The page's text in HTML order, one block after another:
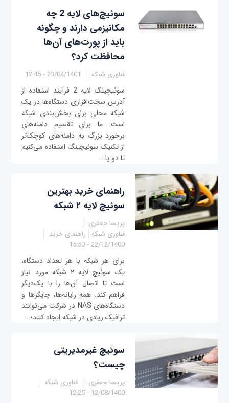
سوئیچ‌های لایه 2 چه
مکانیزمی دارند و چگونه
باید از پورت‌های آن‌ها
محافظت کرد؟
فناوری شبکه 23/04/1401 - 12:45
سوئیچینگ لایه 2 فرآیند استفاده از
آدرس سخت‌افزاری دستگاه‌ها در یک
شبکه محلی برای بخش‌بندی شبکه
است. ما برای تقسیم دامنه‌های
برخورد بزرگ به دامنه‌های کوچک‌تر
از تکنیک سوئیچینگ استفاده می‌کنیم
تا دو یا...
راهنمای خرید بهترین
سوئيچ لایه ۲ شبکه
پریسا جعفری
فناوری شبکه
راهنمای خرید
22/12/1400 - 15:50
برای هر شبکه با هر تعداد دستگاه،
یک سوئیچ لایه ۲ شبکه مورد نیاز
است تا اتصال آن‌ها را با یک‌دیگر
فراهم کند. همه رایانه‌ها، چاپگرها و
دستگاه‌های NAS در شرکت می‌توانند
ترافیک زیادی در شبکه ایجاد کنند؛...
سوئیچ غیرمدیریتی
چیست؟
پریسا جعفری
فناوری شبکه
12/08/1400 - 12:25